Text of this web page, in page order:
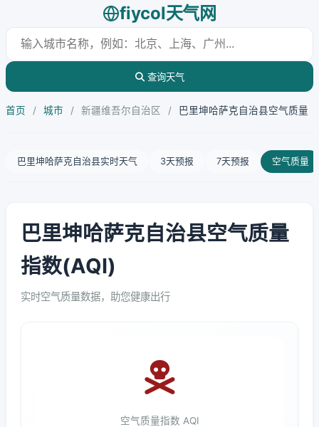
fiycol天气网
查询天气
首页 / 城市 / 新疆维吾尔自治区 / 巴里坤哈萨克自治县空气质量
巴里坤哈萨克自治县实时天气 3天预报 7天预报 空气质量
巴里坤哈萨克自治县空气质量
指数(AQI)
实时空气质量数据，助您健康出行
空气质量指数 AQI